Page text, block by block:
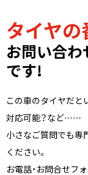
タイヤの
お問い合
です!
この車のタイヤだと
対応可能？など……
小さなご質問でも専
ください。
お電話・お問合せフ